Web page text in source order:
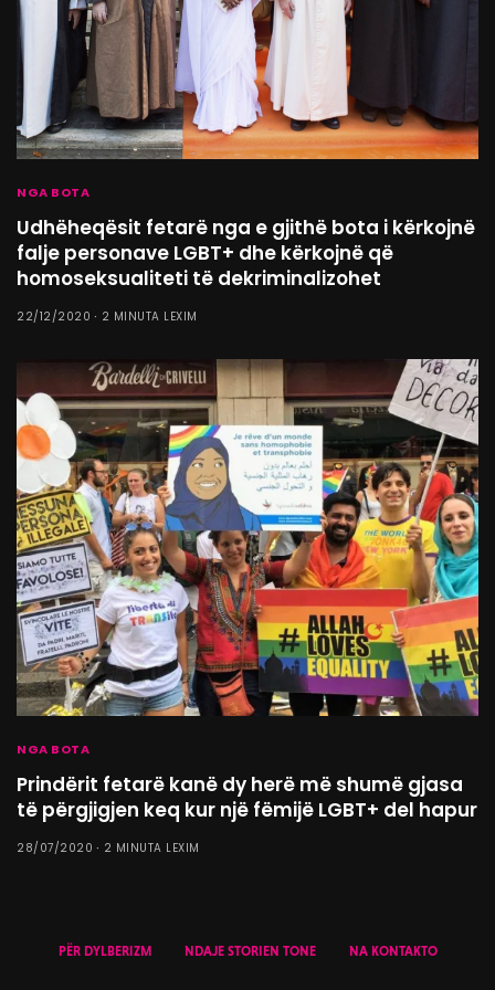
NGA BOTA
Udhëheqësit fetarë nga e gjithë bota i kërkojnë
falje personave LGBT+ dhe kërkojnë që
homoseksualiteti të dekriminalizohet
22/12/2020 2 MINUTA LEXIM
NGA BOTA
Prindërit fetarë kanë dy herë më shumë gjasa
të përgjigjen keq kur një fëmijë LGBT+ del hapur
28/07/2020 2 MINUTA LEXIM
PËR DYLBERIZM NDAJE STORIEN TONE NA KONTAKTO